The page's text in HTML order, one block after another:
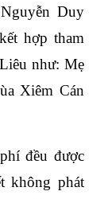
Duy
hợp tham
như: Mẹ
Xiêm Cán
đều được
không phát